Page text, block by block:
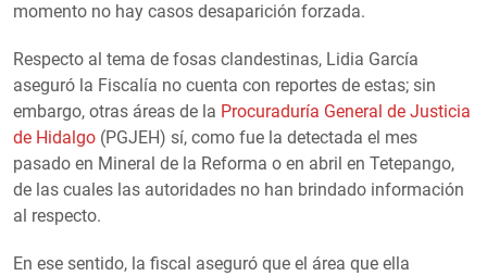
momento no hay casos desaparición forzada.
Respecto al tema de fosas clandestinas, Lidia García
aseguró la Fiscalía no cuenta con reportes de estas; sin
embargo, otras áreas de la Procuraduría General de Justicia
de Hidalgo (PGJEH) sí, como fue la detectada el mes
pasado en Mineral de la Reforma o en abril en Tetepango,
de las cuales las autoridades no han brindado información
al respecto.
En ese sentido, la fiscal aseguró que el área que ella